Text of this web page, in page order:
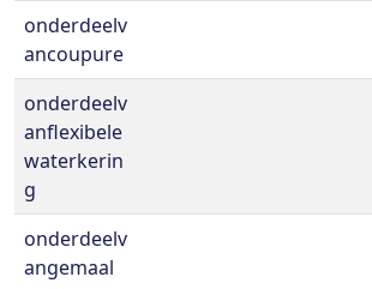
onderdeelv
ancoupure
onderdeelv
anflexibele
waterkerin
g
onderdeelv
angemaal